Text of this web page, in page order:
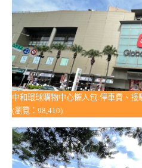
中和環球購物中心懶人包:停車費、
(瀏覽：98,410)